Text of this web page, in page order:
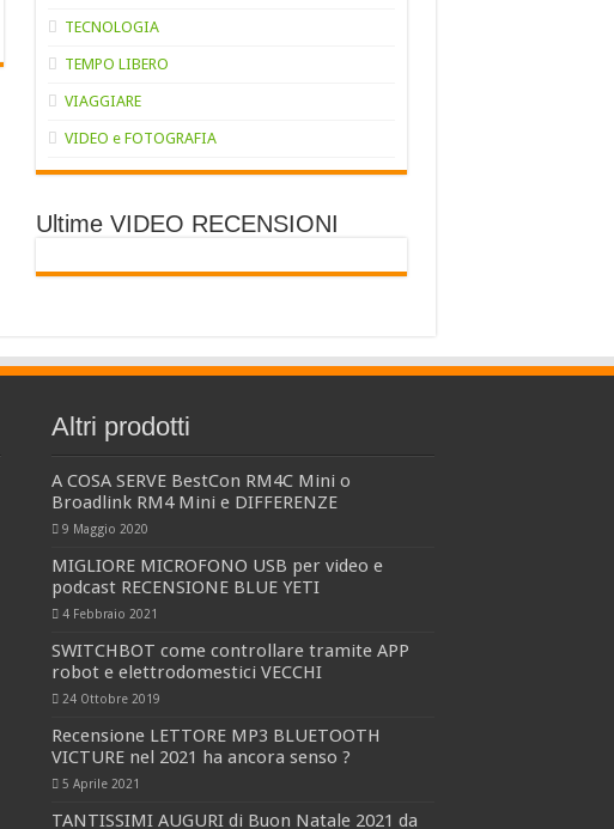
TECNOLOGIA
TEMPO LIBERO
VIAGGIARE
VIDEO e FOTOGRAFIA
Ultime VIDEO RECENSIONI
Altri prodotti
A COSA SERVE BestCon RM4C Mini o
Broadlink RM4 Mini e DIFFERENZE
9 Maggio 2020
MIGLIORE MICROFONO USB per video e
podcast RECENSIONE BLUE YETI
4 Febbraio 2021
SWITCHBOT come controllare tramite APP
robot e elettrodomestici VECCHI
24 Ottobre 2019
Recensione LETTORE MP3 BLUETOOTH
VICTURE nel 2021 ha ancora senso ?
5 Aprile 2021
TANTISSIMI AUGURI di Buon Natale 2021 da